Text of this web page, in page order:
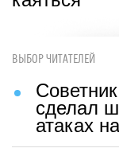
ВЫБОР ЧИТАТЕЛЕЙ
сделал
атаках